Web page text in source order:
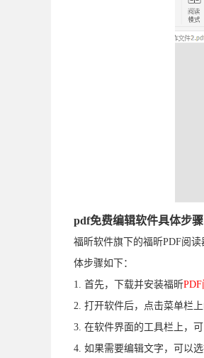
pdf免费编辑软件具体步
福昕软件旗下的福昕PDF阅
体步骤如下：
1. 首先，下载并安装福昕
2. 打开软件后，点击菜单栏
3. 在软件界面的工具栏上，
4. 如果需要编辑文字，可以